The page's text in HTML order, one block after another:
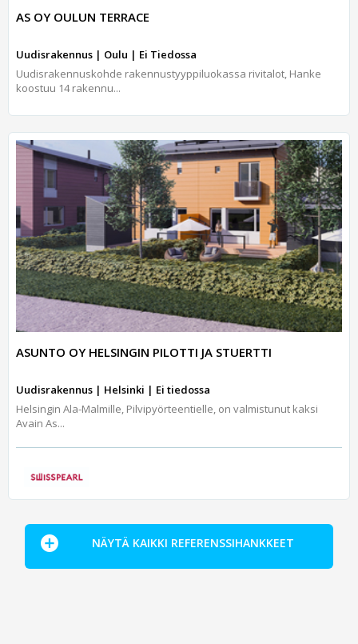
AS OY OULUN TERRACE
Uudisrakennus | Oulu | Ei Tiedossa
Uudisrakennuskohde rakennustyyppiluokassa rivitalot, Hanke
koostuu 14 rakennu...
ASUNTO OY HELSINGIN PILOTTI JA STUERTTI
Uudisrakennus | Helsinki | Ei tiedossa
Helsingin Ala-Malmille, Pilvipyörteentielle, on valmistunut kaksi
Avain As...
NÄYTÄ KAIKKI REFERENSSIHANKKEET